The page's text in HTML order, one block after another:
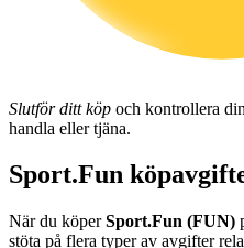
Slutför ditt köp och kontrollera
handla eller tjäna.
Sport.Fun
När du köperSport.Fun (FUN)
stöta på flera typer av avgifter